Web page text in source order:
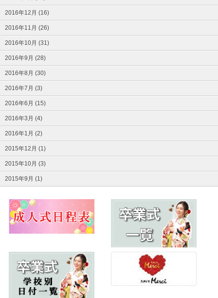
2016年12月 (16)
2016年11月 (26)
2016年10月 (31)
2016年9月 (28)
2016年8月 (30)
2016年7月 (3)
2016年6月 (15)
2016年3月 (4)
2016年1月 (2)
2015年12月 (1)
2015年10月 (3)
2015年9月 (1)